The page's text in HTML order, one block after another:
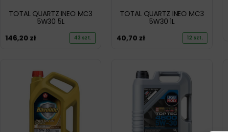
TOTAL QUARTZ INEO MC3
5W30 5L
146,20 zł 43 szt.
TOTAL QUARTZ INEO MC3
5W30 1L
40,70 zł 12 szt.